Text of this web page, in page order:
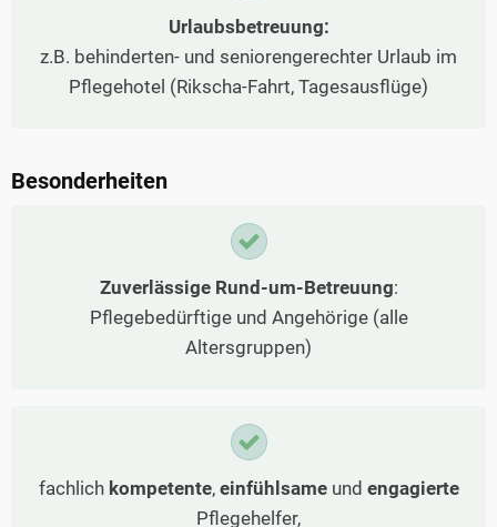
Urlaubsbetreuung:
z.B. behinderten- und seniorengerechter Urlaub im
Pflegehotel (Rikscha-Fahrt, Tagesausflüge)
Besonderheiten
Zuverlässige Rund-um-Betreuung:
Pflegebedürftige und Angehörige (alle
Altersgruppen)
fachlich kompetente, einfühlsameund engagierte
Pflegehelfer,